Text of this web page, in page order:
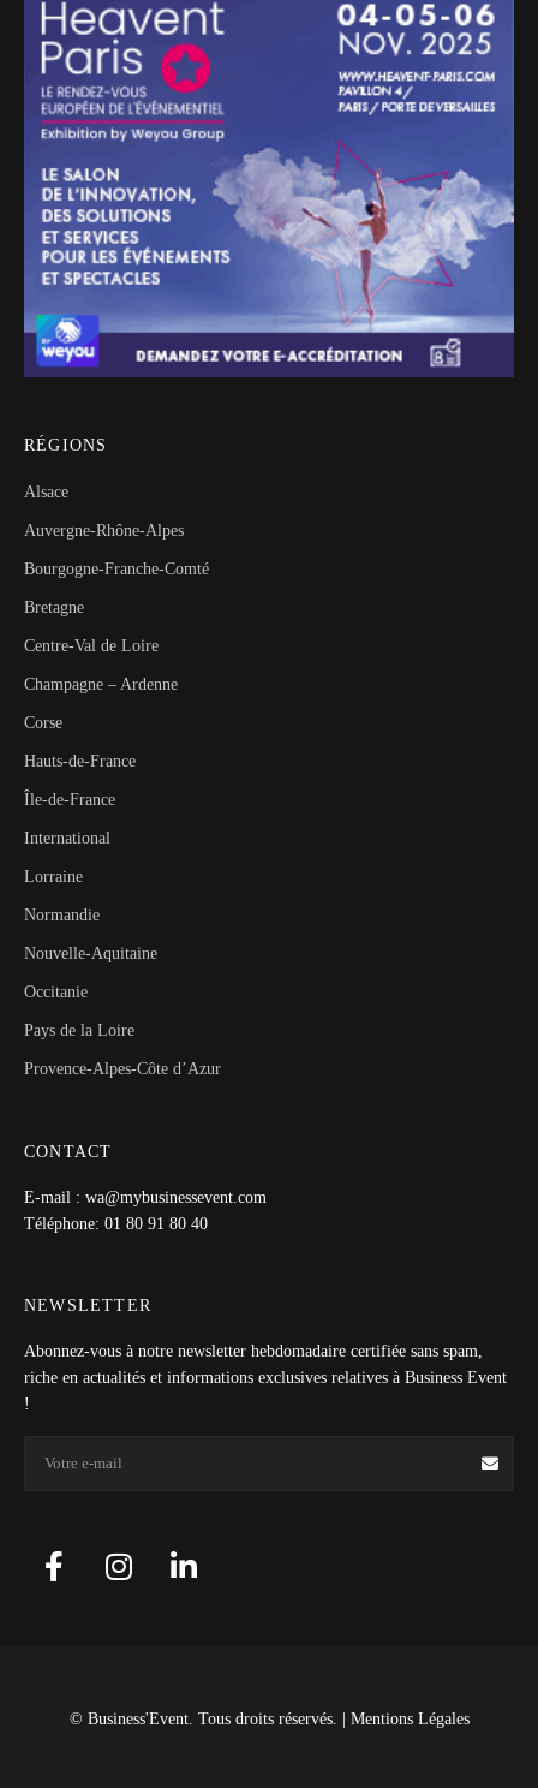
RÉGIONS
Alsace
Auvergne-Rhône-Alpes
Bourgogne-Franche-Comté
Bretagne
Centre-Val de Loire
Champagne – Ardenne
Corse
Hauts-de-France
Île-de-France
International
Lorraine
Normandie
Nouvelle-Aquitaine
Occitanie
Pays de la Loire
Provence-Alpes-Côte d’Azur
CONTACT
E-mail : wa@mybusinessevent.com
Téléphone: 01 80 91 80 40
NEWSLETTER
Abonnez-vous à notre newsletter hebdomadaire certifiée sans spam,
riche en actualités et informations exclusives relatives à Business Event
!
© Business'Event. Tous droits réservés. | Mentions Légales